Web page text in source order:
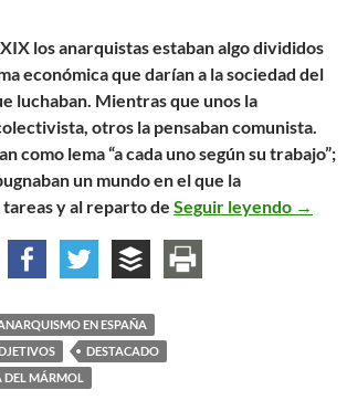
los anarquistas estaban algo divididos
económica que darían a la sociedad del
luchaban. Mientras que unos la
otros la pensaban comunista.
como lema “a cada uno según su trabajo”;
un mundo en el que la
y al reparto de Seguir leyendo →
EN ESPAÑA
DESTACADO
DEL MÁRMOL